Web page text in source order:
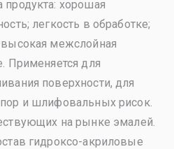
хорошая
легкость в обработке;
межслойная
Применяется для
поверхности, для
и шлифовальных рисок.
на рынке эмалей.
гидроксо-акриловые